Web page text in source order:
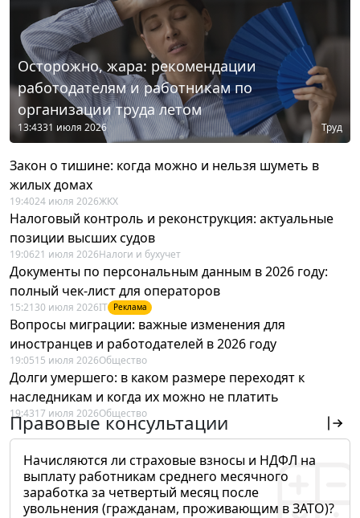
Осторожно, жара: рекомендации
работодателям и работникам по
организации труда летом
13:4331 июля 2026 Труд
Закон о тишине: когда можно и нельзя шуметь в
жилых домах
19:4024 июля 2026ЖКХ
Налоговый контроль и реконструкция: актуальные
позиции высших судов
19:0621 июля 2026Налоги и бухучет
Документы по персональным данным в 2026 году:
полный чек-лист для операторов
15:21 30 июля 2026IT Реклама
Вопросы миграции: важные изменения для
иностранцев и работодателей в 2026 году
19:0515 июля 2026Общество
Долги умершего: в каком размере переходят к
наследникам и когда их можно не платить
19:4317 июля 2026Общество
Правовые консультации
Начисляются ли страховые взносы и НДФЛ на
выплату работникам среднего месячного
заработка за четвертый месяц после
увольнения (гражданам, проживающим в ЗАТО)?